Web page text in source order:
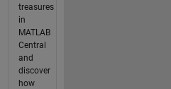
treasures
in
MATLAB
Central
and
discover
how